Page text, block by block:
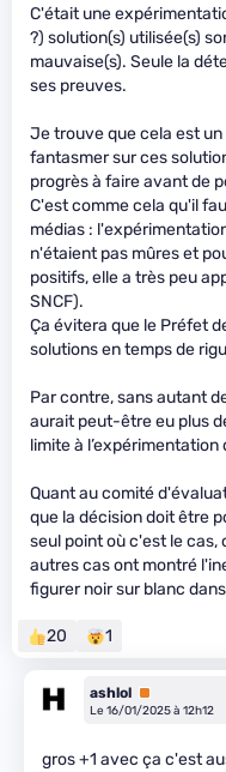
C'était une
?) solution(s) utilisée(s)
mauvaise(s). Seule la
ses preuves.
Je trouve que cela est
fantasmer sur ces
progrès à faire avant de
C'est comme cela qu'il
médias :
n'étaient pas mûres et
positifs, elle a très peu
SNCF).
Ça évitera que le Préfet
solutions en temps de
Par contre, sans autant
aurait peut-être eu plus
limite à l’expérimentation
Quant au comité
que la décision doit être
seul point où c'est le
autres cas ont montré
figurer noir sur blanc
20 1
ashlol Premium
Le 16/01/2025 à 12h12
gros +1 avec ça c'est